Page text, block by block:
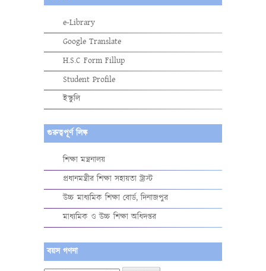
e-Library
Google Translate
H.S.C Form Fillup
Student Profile
ইস্কুলি
গুরুত্বপূর্ণ লিঙ্ক
শিক্ষা মন্ত্রনালয়
প্রধানমন্ত্রীর শিক্ষা সহায়তা ট্রাস্ট
উচ্চ মাধ্যমিক শিক্ষা বোর্ড, দিনাজপুর
মাধ্যমিক ও উচ্চ শিক্ষা অধিদপ্তর
বয়স গণনা